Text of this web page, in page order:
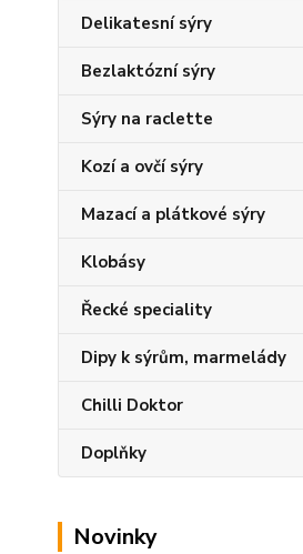
Delikatesní sýry
Bezlaktózní sýry
Sýry na raclette
Kozí a ovčí sýry
Mazací a plátkové sýry
Klobásy
Řecké speciality
Dipy k sýrům, marmelády
Chilli Doktor
Doplňky
Novinky